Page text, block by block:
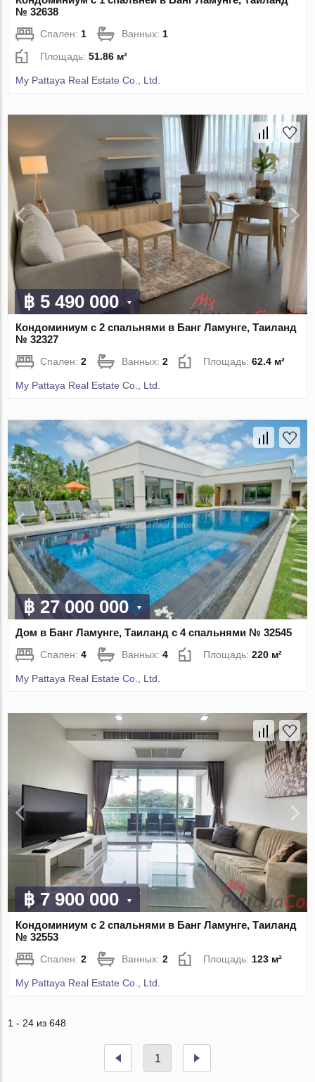
№ 32638
Спален: 1 Ванных: 1
Площадь:51.86 м²
My Pattaya Real Estate Co., Ltd.
฿ 5 490 000
Кондоминиум с 2 спальнями в Банг Ламунге, Таиланд
№ 32327
Спален:2 Ванных:2 Площадь:62.4 м²
My Pattaya Real Estate Co., Ltd.
฿ 27 000 000
Дом в Банг Ламунге, Таиланд с 4 спальнями № 32545
Спален:4 Ванных:4 Площадь:220 м²
My Pattaya Real Estate Co., Ltd.
฿ 7 900 000
Кондоминиум с 2 спальнями в Банг Ламунге, Таиланд
№ 32553
Спален:2 Ванных:2 Площадь:123 м²
My Pattaya Real Estate Co., Ltd.
1 - 24 из 648
1